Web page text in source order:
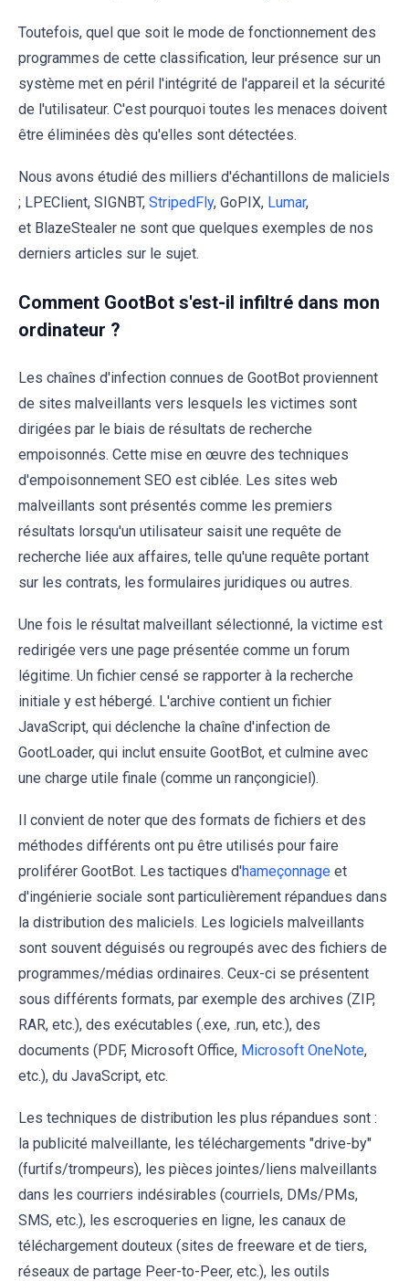
Toutefois, quel que soit le mode de fonctionnement des
programmes de cette classification, leur présence sur un
système met en péril l'intégrité de l'appareil et la sécurité
de l'utilisateur. C'est pourquoi toutes les menaces doivent
être éliminées dès qu'elles sont détectées.
Nous avons étudié des milliers d'échantillons de maliciels
; LPEClient, SIGNBT, StripedFly, GoPIX, Lumar,
et BlazeStealer ne sont que quelques exemples de nos
derniers articles sur le sujet.
Comment GootBot s'est-il infiltré dans mon
ordinateur ?
Les chaînes d'infection connues de GootBot proviennent
de sites malveillants vers lesquels les victimes sont
dirigées par le biais de résultats de recherche
empoisonnés. Cette mise en œuvre des techniques
d'empoisonnement SEO est ciblée. Les sites web
malveillants sont présentés comme les premiers
résultats lorsqu'un utilisateur saisit une requête de
recherche liée aux affaires, telle qu'une requête portant
sur les contrats, les formulaires juridiques ou autres.
Une fois le résultat malveillant sélectionné, la victime est
redirigée vers une page présentée comme un forum
légitime. Un fichier censé se rapporter à la recherche
initiale y est hébergé. L'archive contient un fichier
JavaScript, qui déclenche la chaîne d'infection de
GootLoader, qui inclut ensuite GootBot, et culmine avec
une charge utile finale (comme un rançongiciel).
Il convient de noter que des formats de fichiers et des
méthodes différents ont pu être utilisés pour faire
proliférer GootBot. Les tactiques d'hameçonnage et
d'ingénierie sociale sont particulièrement répandues dans
la distribution des maliciels. Les logiciels malveillants
sont souvent déguisés ou regroupés avec des fichiers de
programmes/médias ordinaires. Ceux-ci se présentent
sous différents formats, par exemple des archives (ZIP,
RAR, etc.), des exécutables (.exe, .run, etc.), des
documents (PDF, Microsoft Office, Microsoft OneNote,
etc.), du JavaScript, etc.
Les techniques de distribution les plus répandues sont :
la publicité malveillante, les téléchargements "drive-by"
(furtifs/trompeurs), les pièces jointes/liens malveillants
dans les courriers indésirables (courriels, DMs/PMs,
SMS, etc.), les escroqueries en ligne, les canaux de
téléchargement douteux (sites de freeware et de tiers,
réseaux de partage Peer-to-Peer, etc.), les outils